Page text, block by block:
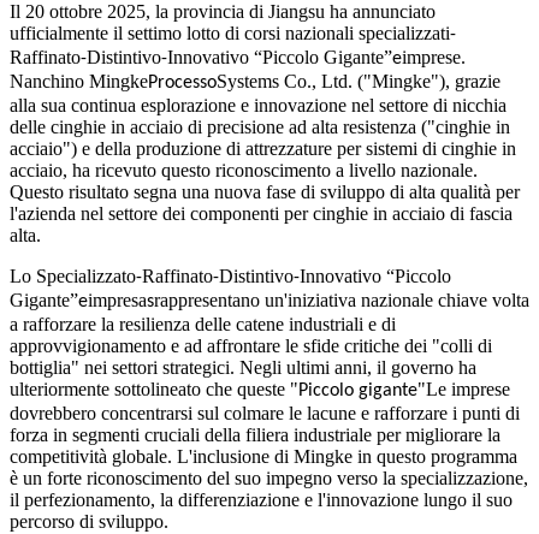
Il 20 ottobre 2025, la provincia di Jiangsu ha annunciato
ufficialmente il settimo lotto di corsi nazionali specializzati-
Raffinato-Distintivo-Innovativo “Piccolo Gigante”eimprese.
Nanchino MingkeProcessoSystems Co., Ltd. ("Mingke"), grazie
alla sua continua esplorazione e innovazione nel settore di nicchia
delle cinghie in acciaio di precisione ad alta resistenza ("cinghie in
acciaio") e della produzione di attrezzature per sistemi di cinghie in
acciaio, ha ricevuto questo riconoscimento a livello nazionale.
Questo risultato segna una nuova fase di sviluppo di alta qualità per
l'azienda nel settore dei componenti per cinghie in acciaio di fascia
alta.
Lo Specializzato-Raffinato-Distintivo-Innovativo “Piccolo
Gigante”eimpresasrappresentano un'iniziativa nazionale chiave volta
a rafforzare la resilienza delle catene industriali e di
approvvigionamento e ad affrontare le sfide critiche dei "colli di
bottiglia" nei settori strategici. Negli ultimi anni, il governo ha
ulteriormente sottolineato che queste "Piccolo gigante"Le imprese
dovrebbero concentrarsi sul colmare le lacune e rafforzare i punti di
forza in segmenti cruciali della filiera industriale per migliorare la
competitività globale. L'inclusione di Mingke in questo programma
è un forte riconoscimento del suo impegno verso la specializzazione,
il perfezionamento, la differenziazione e l'innovazione lungo il suo
percorso di sviluppo.